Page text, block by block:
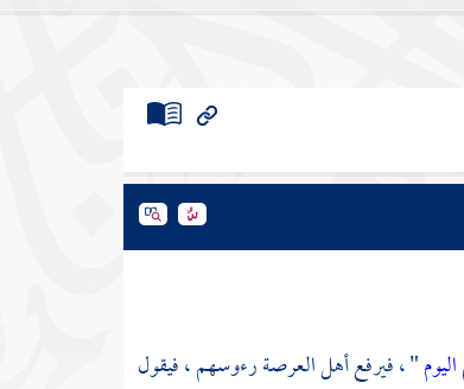
" ، فيرفع أهل العرصة رءوسهم ، فيقول